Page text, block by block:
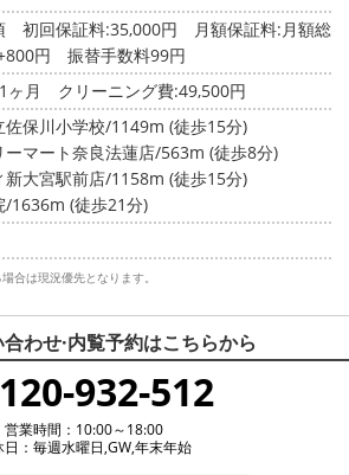
初回保証料:35,000円 月額保証料:月額総
円 振替手数料99円
ヶ月
クリーニング費:49,500円
佐保川小学校/1149m (徒歩15分)
ーマート奈良法蓮店/563m (徒歩8分)
新大宮駅前店/1158m (徒歩15分)
/1636m (徒歩21分)
合は現況優先となります。
わせ·内覧予約はこちらから
932-512
営業時間：10:00～18:00
日：毎週水曜日,GW,年末年始